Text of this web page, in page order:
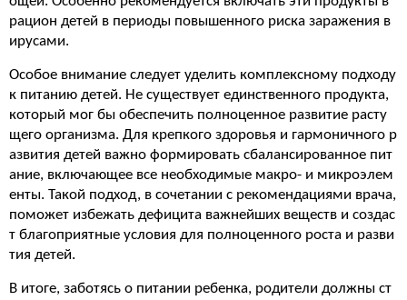
рацион детей в периоды повышенного риска заражения в
ирусами.
Особое внимание следует уделить комплексному подходу
к питанию детей. Не существует единственного продукта,
который мог бы обеспечить полноценное развитие расту
щего организма. Для крепкого здоровья и гармоничного р
азвития детей важно формировать сбалансированное пит
ание, включающее все необходимые макро- и микроэлем
енты. Такой подход, в сочетании с рекомендациями врача,
поможет избежать дефицита важнейших веществ и создас
т благоприятные условия для полноценного роста и разви
тия детей.
В итоге, заботясь о питании ребенка, родители должны ст